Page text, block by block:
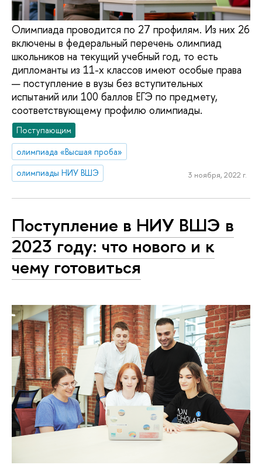
Олимпиада проводится по 27 профилям. Из них 26
включены в федеральный перечень олимпиад
школьников на текущий учебный год, то есть
дипломанты из 11-х классов имеют особые права
— поступление в вузы без вступительных
испытаний или 100 баллов ЕГЭ по предмету,
соответствующему профилю олимпиады.
Поступающим
олимпиада «Высшая проба»
олимпиады НИУ ВШЭ
3 ноября, 2022 г.
Поступление в НИУ ВШЭ в
2023 году: что нового и к
чему готовиться